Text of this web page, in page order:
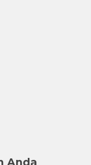
Anda